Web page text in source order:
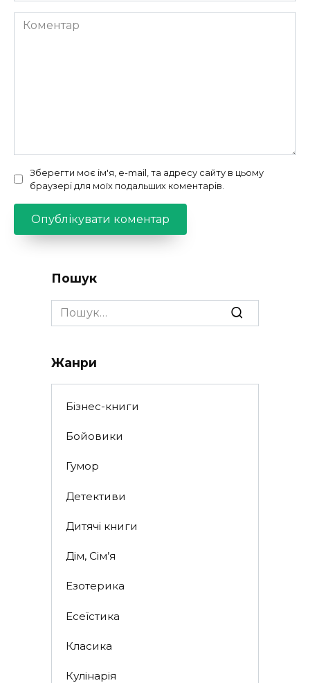
Коментар
Зберегти моє ім'я, e-mail, та адресу сайту в цьому
браузері для моїх подальших коментарів.
Пошук
Search
for:
Жанри
Бізнес-книги
Бойовики
Гумор
Детективи
Дитячі книги
Дім, Сім’я
Езотерика
Есеїстика
Класика
Кулінарія